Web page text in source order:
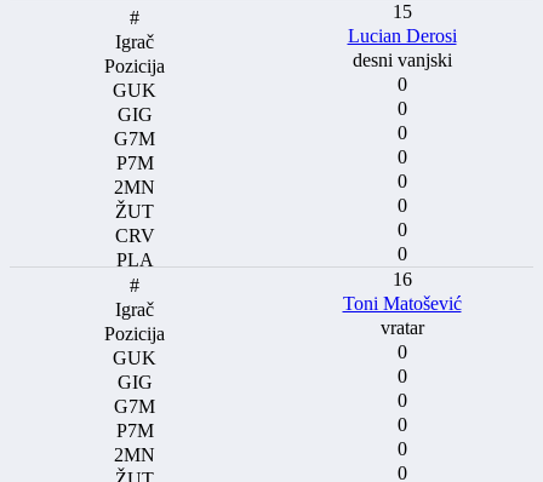
15
Lucian Derosi
desni vanjski
0
0
0
0
0
0
0
0
16
Toni Matošević
vratar
0
0
0
0
0
0